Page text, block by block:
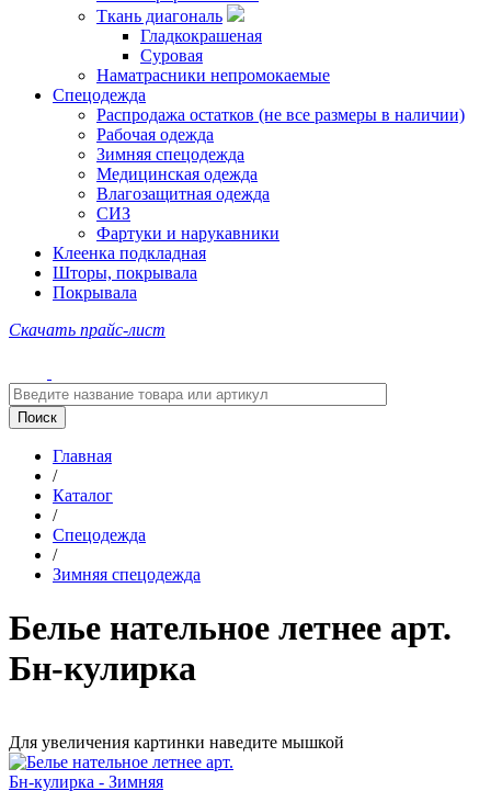
Ткань диагональ
Гладкокрашеная
Суровая
Наматрасники непромокаемые
Спецодежда
Распродажа остатков (не все размеры в наличии)
Рабочая одежда
Зимняя спецодежда
Медицинская одежда
Влагозащитная одежда
СИЗ
Фартуки и нарукавники
Клеенка подкладная
Шторы, покрывала
Покрывала
Скачать прайс-лист
Главная
/
Каталог
/
Спецодежда
/
Зимняя спецодежда
Белье нательное летнее арт.
Бн-кулирка
Для увеличения картинки наведите мышкой